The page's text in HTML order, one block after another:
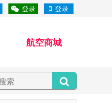
登录 登录
航空商城